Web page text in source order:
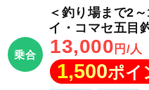
乗合
＜釣り場まで2
イ・コマセ五目
13,000 円/人
1,500ポイ